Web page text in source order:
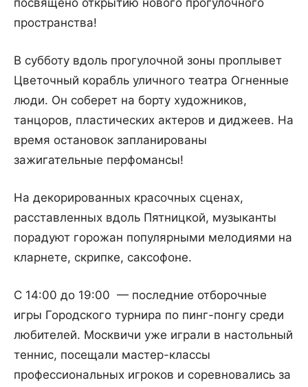
посвящено открытию нового прогулочного
пространства!
В субботу вдоль прогулочной зоны проплывет
Цветочный корабль уличного театра Огненные
люди. Он соберет на борту художников,
танцоров, пластических актеров и диджеев. На
время остановок запланированы
зажигательные перфомансы!
На декорированных красочных сценах,
расставленных вдоль Пятницкой, музыканты
порадуют горожан популярными мелодиями на
кларнете, скрипке, саксофоне.
С 14:00 до 19:00 — последние отборочные
игры Городского турнира по пинг-понгу среди
любителей. Москвичи уже играли в настольный
теннис, посещали мастер-классы
профессиональных игроков и соревновались за